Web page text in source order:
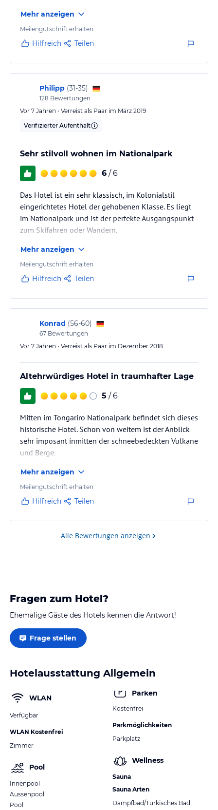
Mehr anzeigen
Meilengutschrift erhalten
Hilfreich Teilen
Philipp (31-35)
128 Bewertungen
Vor 7 Jahren • Verreist als Paar im März 2019
Verifizierter Aufenthalt
Sehr stilvoll wohnen im Nationalpark
6 / 6
Das Hotel ist ein sehr klassisch, im Kolonialstil
eingerichtetes Hotel der gehobenen Klasse. Es liegt
im Nationalpark und ist der perfekte Ausgangspunkt
zum Skifahren oder Wandern.
Mehr anzeigen
Meilengutschrift erhalten
Hilfreich Teilen
Konrad (56-60)
67 Bewertungen
Vor 7 Jahren • Verreist als Paar im Dezember 2018
Altehrwürdiges Hotel in traumhafter Lage
5 / 6
Mitten im Tongariro Nationalpark befindet sich dieses
historische Hotel. Schon von weitem ist der Anblick
sehr imposant inmitten der schneebedeckten Vulkane
und Berge.
in die Mc Laren Suite. Es gab ein großes Wohnzimmer
mit Sofa, einen Eßtisch mit 4 Stühlen und
grandiosem Ausblick auf den nahe gelegenen
separaten Schlafzimmer gab es eine 2. Bar, ein großes
Doppelbett und im Anschluß daran ein geräumiges
Mehr anzeigen
Meilengutschrift erhalten
Hilfreich Teilen
Alle Bewertungen anzeigen
Fragen zum Hotel?
Ehemalige Gäste des Hotels kennen die Antwort!
Frage stellen
Hotelausstattung Allgemein
WLAN
Verfügbar
WLAN Kostenfrei
Zimmer
Pool
Innenpool
Aussenpool
Pool
Parken
Kostenfrei
Parkmöglichkeiten
Parkplatz
Wellness
Sauna
Sauna Arten
Dampfbad/Türkisches Bad